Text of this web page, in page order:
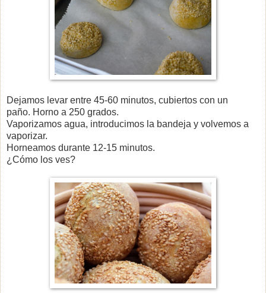
Dejamos levar entre 45-60 minutos, cubiertos con un
paño. Horno a 250 grados.
Vaporizamos agua, introducimos la bandeja y volvemos a
vaporizar.
Horneamos durante 12-15 minutos.
¿Cómo los ves?